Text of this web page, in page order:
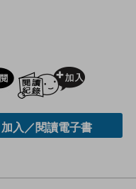
試閲
加入／閱讀電子書